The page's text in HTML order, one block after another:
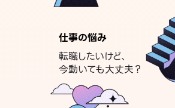
仕事の悩み
転職したいけど、
今動いても大丈夫？